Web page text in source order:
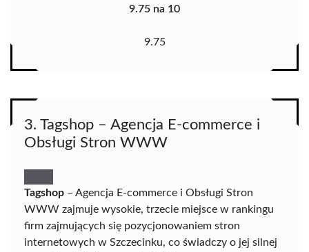
9.75 na 10
9.75
3. Tagshop – Agencja E-commerce i
Obsługi Stron WWW
Tagshop – Agencja E-commerce i Obsługi Stron
WWW zajmuje wysokie, trzecie miejsce w rankingu
firm zajmujących się pozycjonowaniem stron
internetowych w Szczecinku, co świadczy o jej silnej